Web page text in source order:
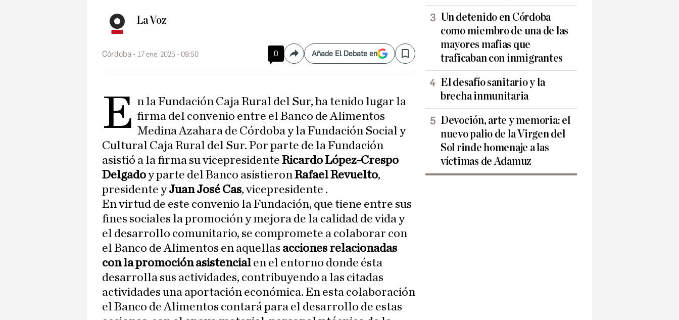
La Voz
Córdoba 17 ene. 2025 - 09:50 0 CompartirAñade El Debate en Save
E n la Fundación Caja Rural del Sur, ha tenido lugar la
firma del convenio entre el Banco de Alimentos
Medina Azahara de Córdoba y la Fundación Social y
Cultural Caja Rural del Sur. Por parte de la Fundación
asistió a la firma su vicepresidente Ricardo López-Crespo
Delgadoy parte del Banco asistieronRafael Revuelto,
presidente yJuan José Cas, vicepresidente .
En virtud de este convenio la Fundación, que tiene entre sus
fines sociales la promoción y mejora de la calidad de vida y
el desarrollo comunitario, se compromete a colaborar con
el Banco de Alimentos en aquellas acciones relacionadas
con la promoción asistencial en el entorno donde ésta
desarrolla sus actividades, contribuyendo a las citadas
actividades una aportación económica. En esta colaboración
el Banco de Alimentos contará para el desarrollo de estas
Un detenido en Córdoba
como miembro de una de las
mayores mafias que
traficaban con inmigrantes
El desafío sanitario y la
brecha inmunitaria
Devoción, arte y memoria: el
nuevo palio de la Virgen del
Sol rinde homenaje a las
víctimas de Adamuz